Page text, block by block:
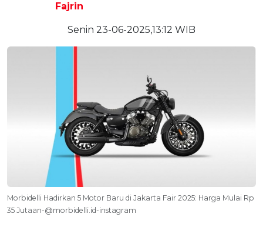
Fajrin
Senin 23-06-2025,13:12 WIB
Morbidelli Hadirkan 5 Motor Baru di Jakarta Fair 2025: Harga Mulai Rp
35 Jutaan-@morbidelli.id-instagram